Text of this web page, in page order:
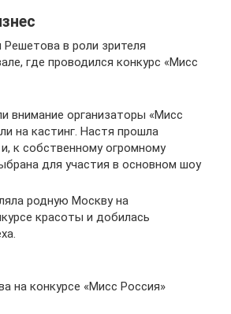
в роли зрителя
где проводился конкурс «Мисс
внимание организаторы «Мисс
на кастинг. Настя прошла
к собственному огромному
для участия в основном шоу
родную Москву на
красоты и добилась
на конкурсе «Мисс Россия»